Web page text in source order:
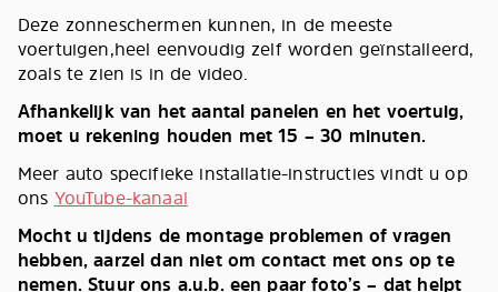
Deze zonneschermen kunnen, in de meeste
voertuigen,heel eenvoudig zelf worden geïnstalleerd,
zoals te zien is in de video.
Afhankelijk van het aantal panelen en het voertuig,
moet u rekening houden met 15 – 30 minuten.
Meer auto specifieke installatie-instructies vindt u op
ons YouTube-kanaal
Mocht u tijdens de montage problemen of vragen
hebben, aarzel dan niet om contact met ons op te
nemen. Stuur ons a.u.b. een paar foto’s – dat helpt